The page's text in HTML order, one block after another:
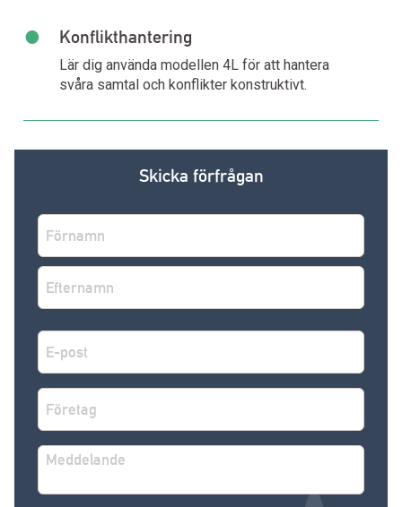
• Konflikthantering
Lär dig använda modellen 4L för att hantera
svåra samtal och konflikter konstruktivt.
Skicka förfrågan
Namn *
Förnamn
E-
post *
Företag
Meddelande